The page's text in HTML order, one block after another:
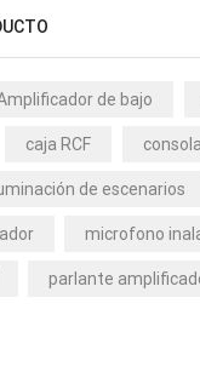
de bajo
caja RCF consola
de escenarios
microfono
parlante